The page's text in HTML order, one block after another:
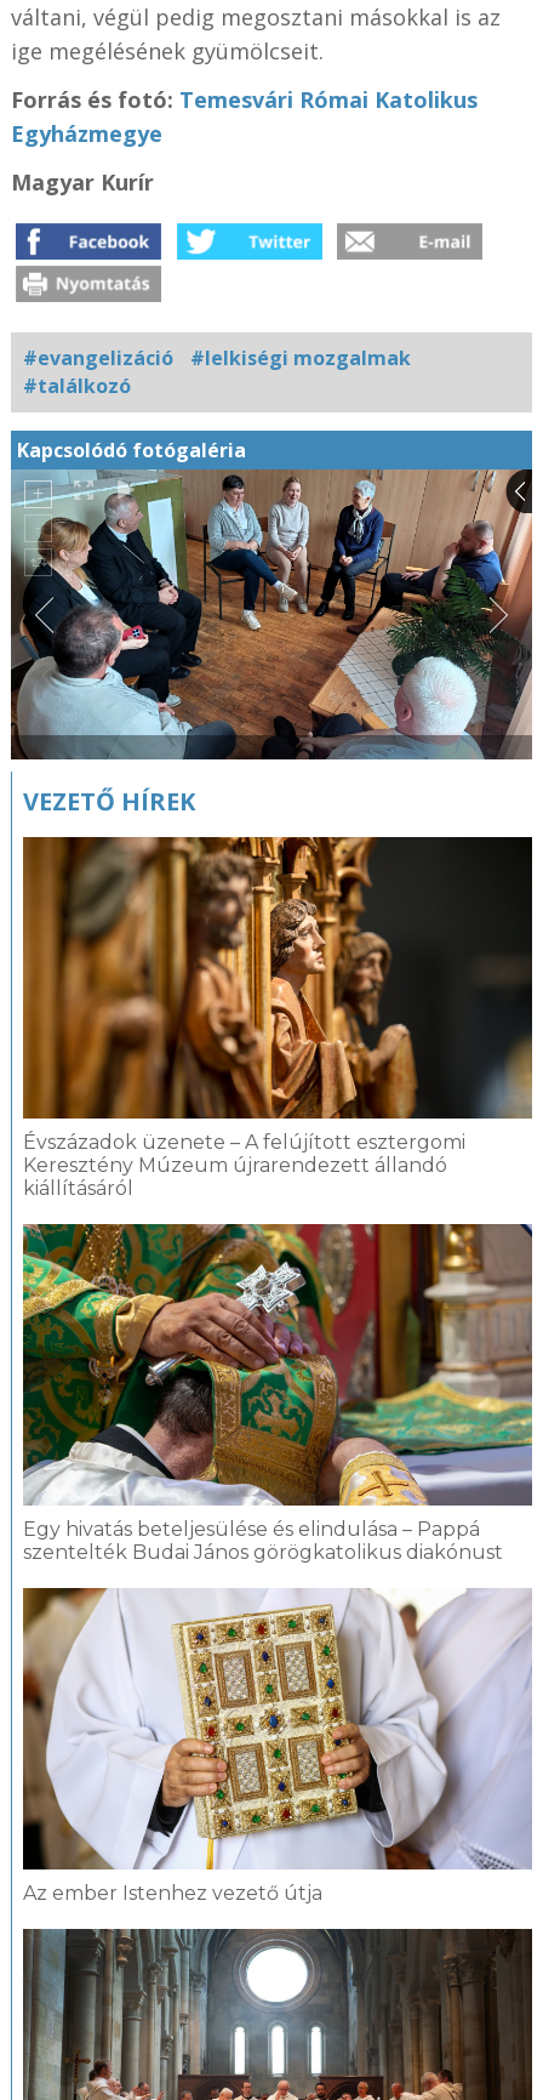
váltani, végül pedig megosztani másokkal is az
ige megélésének gyümölcseit.
Forrás és fotó: Temesvári Római Katolikus
Egyházmegye
Magyar Kurír
#evangelizáció
#lelkiségi mozgalmak
#találkozó
Kapcsolódó fotógaléria
VEZETŐ HÍREK
Évszázadok üzenete – A felújított esztergomi
Keresztény Múzeum újrarendezett állandó
kiállításáról
Egy hivatás beteljesülése és elindulása – Pappá
szentelték Budai János görögkatolikus diakónust
Az ember Istenhez vezető útja